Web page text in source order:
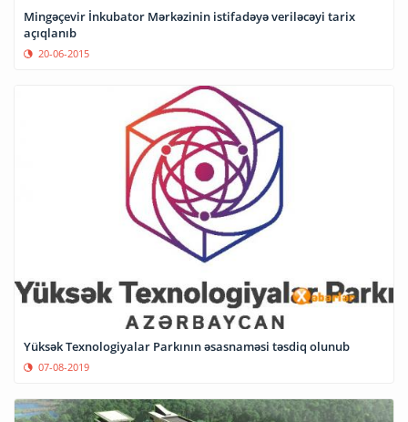
Mingəçevir İnkubator Mərkəzinin istifadəyə veriləcəyi tarix
açıqlanıb
20-06-2015
Yüksək Texnologiyalar Parkının əsasnaməsi təsdiq olunub
07-08-2019